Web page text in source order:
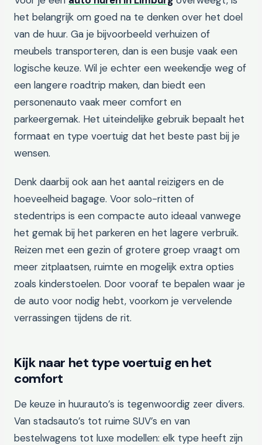
het belangrijk om goed na te denken over het doel
van de huur. Ga je bijvoorbeeld verhuizen of
meubels transporteren, dan is een busje vaak een
logische keuze. Wil je echter een weekendje weg of
een langere roadtrip maken, dan biedt een
personenauto vaak meer comfort en
parkeergemak. Het uiteindelijke gebruik bepaalt het
formaat en type voertuig dat het beste past bij je
wensen.
Denk daarbij ook aan het aantal reizigers en de
hoeveelheid bagage. Voor solo-ritten of
stedentrips is een compacte auto ideaal vanwege
het gemak bij het parkeren en het lagere verbruik.
Reizen met een gezin of grotere groep vraagt om
meer zitplaatsen, ruimte en mogelijk extra opties
zoals kinderstoelen. Door vooraf te bepalen waar je
de auto voor nodig hebt, voorkom je vervelende
verrassingen tijdens de rit.
Kijk naar het type voertuig en het
comfort
De keuze in huurauto’s is tegenwoordig zeer divers.
Van stadsauto’s tot ruime SUV’s en van
bestelwagens tot luxe modellen: elk type heeft zijn